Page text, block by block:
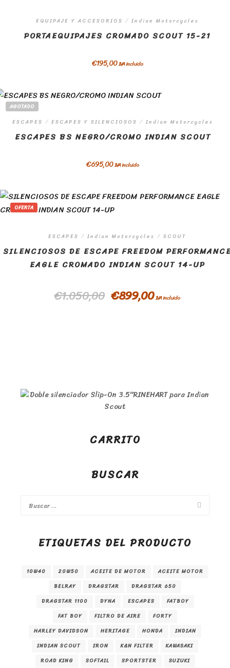
EQUIPAJE Y ACCESORIOS / Indian Motorcycles
PORTAEQUIPAJES CROMADO SCOUT 15-21
€195,00IVA incluido
AGOTADO
ESCAPES / ESCAPES Y SILENCIOSOS / Indian Motorcycles
ESCAPES BS NEGRO/CROMO INDIAN SCOUT
€695,00IVA incluido
OFERTA
ESCAPES / Indian Motorcycles / SCOUT
SILENCIOSOS DE ESCAPE FREEDOM
EAGLE CROMADO INDIAN SCOUT 14-UP
€1.050,00 €899,00IVA incluido
CARRITO
BUSCAR
ETIQUETAS DEL PRODUCTO
10W40 20W50 ACEITE DE MOTOR
ACEITE MOTOR
BELRAY
DRAGSTAR
DRAGSTAR 650
DRAGSTAR 1100
DYNA ESCAPES
FATBOY
FAT BOY
FILTRO DE AIRE
FORTY
HARLEY DAVIDSON
HERITAGE HONDA
INDIAN
INDIAN SCOUT
IRON K&N FILTER
KAWASAKI
ROAD KING
SOFTAIL SPORTSTER
SUZUKI